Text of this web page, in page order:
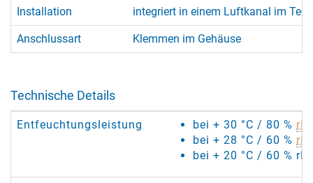
Installation integriert in einem Luftkanal im
Anschlussart Klemmen im Gehäuse
Technische Details
Entfeuchtungsleistung bei + 30 °C / 80 % rF
bei + 28 °C / 60 % rF
bei + 20 °C / 60 %